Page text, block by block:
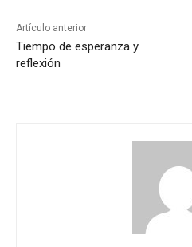
Artículo anterior
Tiempo de esperanza y
reflexión